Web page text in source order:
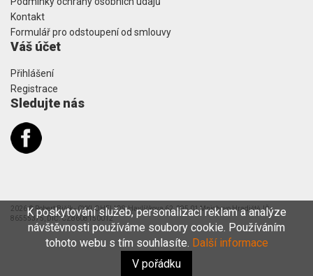
Kontakt
Formulář pro odstoupení od smlouvy
Váš účet
Přihlášení
Registrace
Sledujte nás
2026 © Robert Bičík - CYKLOHELIOS, Havlíčkova 62, 295 01 Mnichovo Hradiště, IČ:
86555375, DIČ: CZ8608150012
K poskytování služeb, personalizaci reklam a analýze
návštěvnosti používáme soubory cookie. Používáním
tohoto webu s tím souhlasíte. Další informace
V pořádku